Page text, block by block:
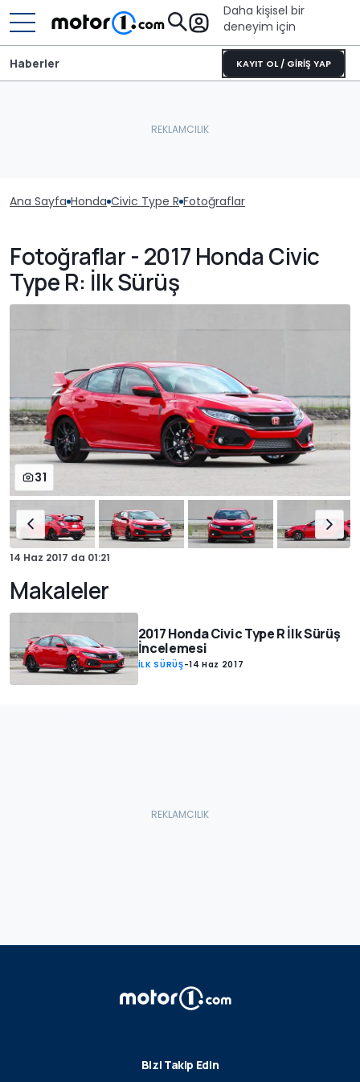
Daha kişisel bir
deneyim için
KAYIT OL / GİRİŞ YAP
Haberler
Ana Sayfa Honda Civic Type R Fotoğraflar
Fotoğraflar - 2017 Honda Civic
Type R: İlk Sürüş
31
14 Haz 2017 da 01:21
Makaleler
2017 Honda Civic Type R İlk Sürüş
İncelemesi
İLK SÜRÜŞ-14 Haz 2017
Bizi Takip Edin